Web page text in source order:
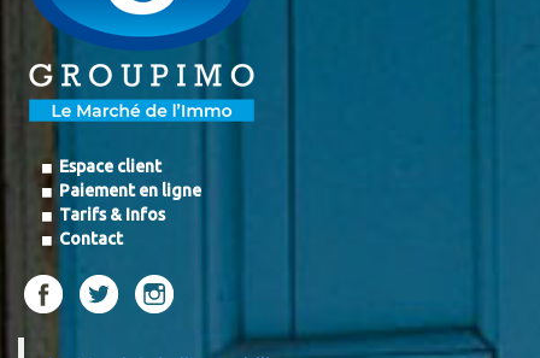
Espace client
Paiement en ligne
Tarifs & Infos
Contact